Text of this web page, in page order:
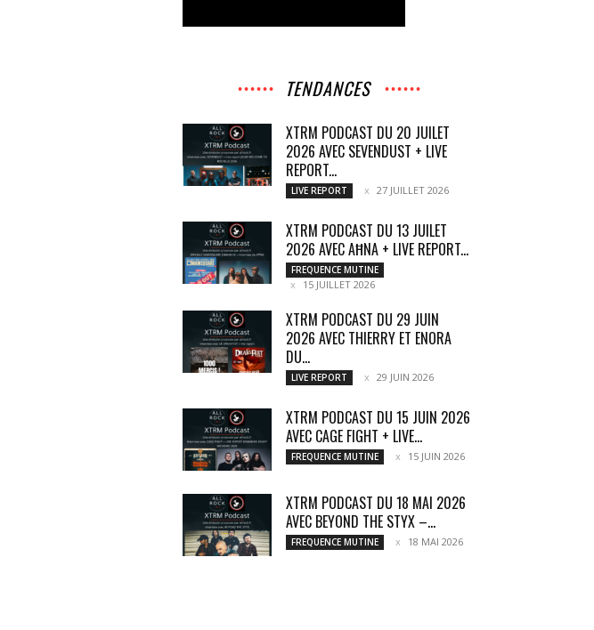
TENDANCES
XTRM PODCAST DU 20 JUILET
2026 AVEC SEVENDUST + LIVE
REPORT...
LIVE REPORT 27 JUILLET 2026
XTRM PODCAST DU 13 JUILET
2026 AVEC AĦNA + LIVE REPORT...
FREQUENCE MUTINE
15 JUILLET 2026
XTRM PODCAST DU 29 JUIN
2026 AVEC THIERRY ET ENORA
DU...
LIVE REPORT 29 JUIN 2026
XTRM PODCAST DU 15 JUIN 2026
AVEC CAGE FIGHT + LIVE...
FREQUENCE MUTINE 15 JUIN 2026
XTRM PODCAST DU 18 MAI 2026
AVEC BEYOND THE STYX –...
FREQUENCE MUTINE 18 MAI 2026